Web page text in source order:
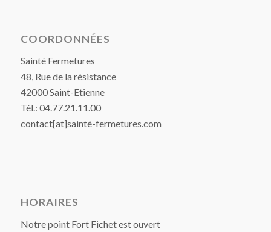
COORDONNÉES
Sainté Fermetures
48, Rue de la résistance
42000 Saint-Etienne
Tél.: 04.77.21.11.00
contact[at]sainté-fermetures.com
HORAIRES
Notre point Fort Fichet est ouvert